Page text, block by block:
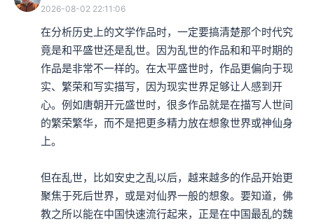
2026-08-02 22:11:06
在分析历史上的文学作品时，一定要搞清楚那个时代究
竟是和平盛世还是乱世。因为乱世的作品和和平时期的
作品是非常不一样的。在太平盛世时，作品更偏向于现
实、繁荣和写实描写，因为现实世界足够让人感到开
心。例如唐朝开元盛世时，很多作品就是在描写人世间
的繁荣繁华，而不是把更多精力放在想象世界或神仙身
上。
但在乱世，比如安史之乱以后，越来越多的作品开始更
聚焦于死后世界，或是对仙界一般的想象。要知道，佛
教之所以能在中国快速流行起来，正是在中国最乱的魏